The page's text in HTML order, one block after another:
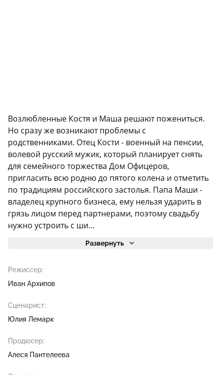
Возлюбленные Костя и Маша решают пожениться.
Но сразу же возникают проблемы с
родственниками. Отец Кости - военный на пенсии,
волевой русский мужик, который планирует снять
для семейного торжества Дом Офицеров,
пригласить всю родню до пятого колена и отметить
по традициям российского застолья. Папа Маши -
владелец крупного бизнеса, ему нельзя ударить в
грязь лицом перед партнерами, поэтому свадьбу
нужно устроить с ши...
Развернуть
Режиссер:
Иван Архипов
Сценарист:
Юлия Лемарк
Продюсер:
Алеся Пантелеева